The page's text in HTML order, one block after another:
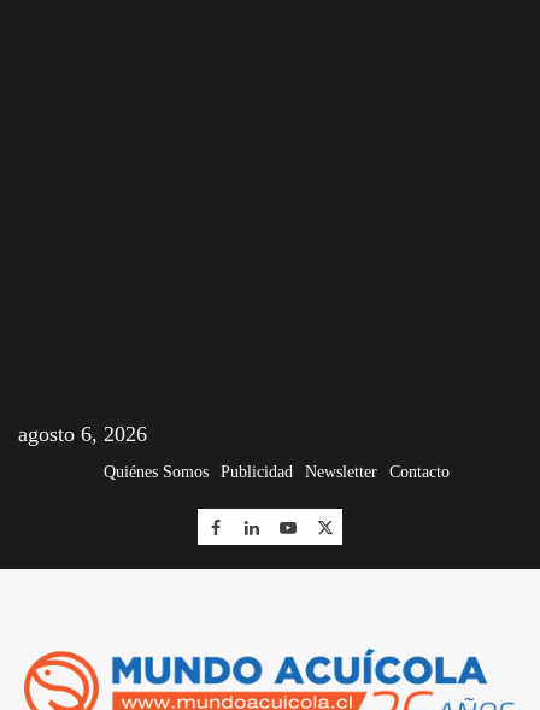
agosto 6, 2026
Quiénes Somos Publicidad Newsletter Contacto